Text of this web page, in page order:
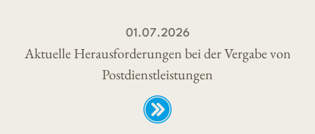
01.07.2026
Aktuelle Herausforderungen bei der Vergabe von
Postdienstleistungen